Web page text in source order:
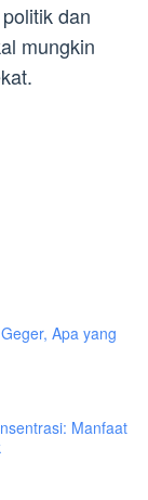
dan
mungkin
Apa yang
Manfaat